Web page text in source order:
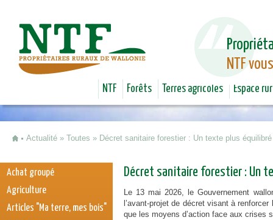
NTF
NTF Forêts Terres agricoles Espace
Actualité » Toutes » Décret sanitaire forestier : Un texte plus
Décret sanitaire forestier : Un
Le 13 mai 2026, le Gouvernement
l’avant-projet de décret visant à
que les moyens d’action face aux crises
Achat groupé
Agriculture
Articles "Ma terre, mes bois"